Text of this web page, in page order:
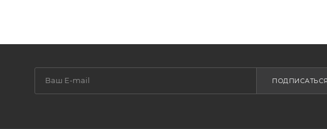
ПОДПИСАТЬСЯ